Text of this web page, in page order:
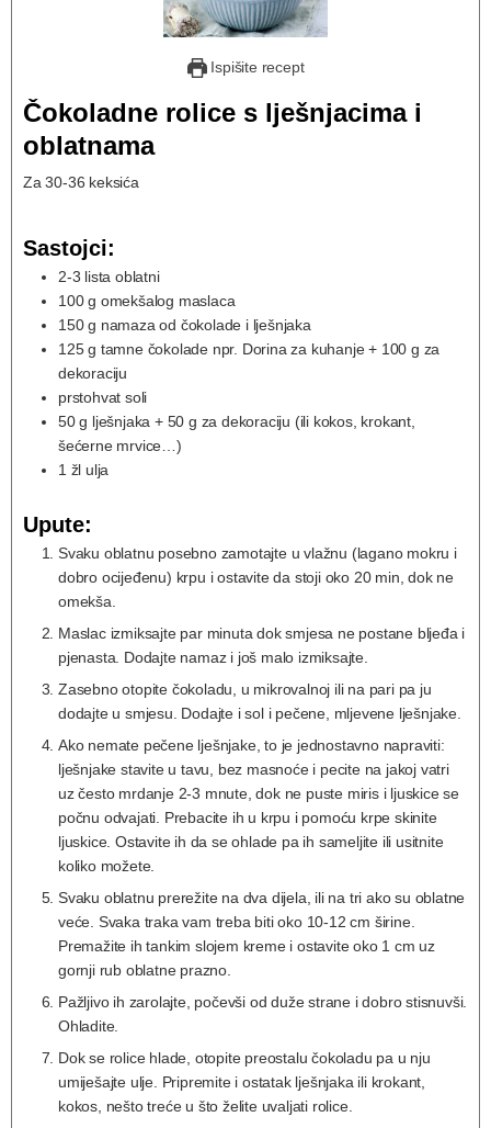
Ispišite recept
Čokoladne rolice s lješnjacima i
oblatnama
Za 30-36 keksića
Sastojci:
2-3 lista oblatni
100 g omekšalog maslaca
150 g namaza od čokolade i lješnjaka
125 g tamne čokolade npr. Dorina za kuhanje + 100 g za
dekoraciju
prstohvat soli
50 g lješnjaka + 50 g za dekoraciju (ili kokos, krokant,
šećerne mrvice…)
1 žl ulja
Upute:
Svaku oblatnu posebno zamotajte u vlažnu (lagano mokru i
dobro ocijeđenu) krpu i ostavite da stoji oko 20 min, dok ne
omekša.
Maslac izmiksajte par minuta dok smjesa ne postane bljeđa i
pjenasta. Dodajte namaz i još malo izmiksajte.
Zasebno otopite čokoladu, u mikrovalnoj ili na pari pa ju
dodajte u smjesu. Dodajte i sol i pečene, mljevene lješnjake.
Ako nemate pečene lješnjake, to je jednostavno napraviti:
lješnjake stavite u tavu, bez masnoće i pecite na jakoj vatri
uz često mrdanje 2-3 mnute, dok ne puste miris i ljuskice se
počnu odvajati. Prebacite ih u krpu i pomoću krpe skinite
ljuskice. Ostavite ih da se ohlade pa ih sameljite ili usitnite
koliko možete.
Svaku oblatnu prerežite na dva dijela, ili na tri ako su oblatne
veće. Svaka traka vam treba biti oko 10-12 cm širine.
Premažite ih tankim slojem kreme i ostavite oko 1 cm uz
gornji rub oblatne prazno.
Pažljivo ih zarolajte, počevši od duže strane i dobro stisnuvši.
Ohladite.
Dok se rolice hlade, otopite preostalu čokoladu pa u nju
umiješajte ulje. Pripremite i ostatak lješnjaka ili krokant,
kokos, nešto treće u što želite uvaljati rolice.